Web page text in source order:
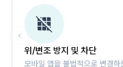
위/변조 방지 및 차단
모바일 앱을 불법적으로 변경